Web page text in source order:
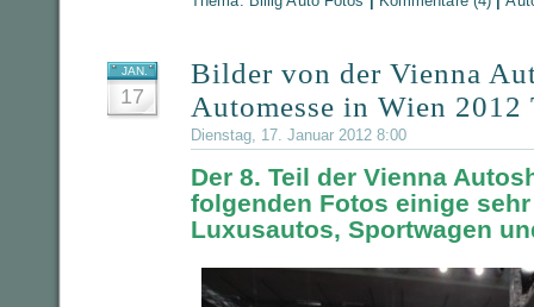
JAN.
17
Bilder von der Vienna
Automesse in Wien 2012
Dienstag, 17. Januar 2012 8:00
Der 8. Teil der Vienna
folgenden Fotos einige
Luxusautos, Sportwagen